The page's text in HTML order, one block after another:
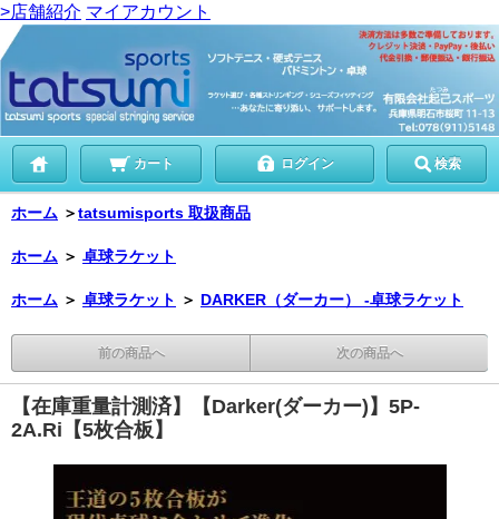
>店舗紹介 マイアカウント
カート ログイン 検索
ホーム ＞tatsumisports 取扱商品
ホーム ＞ 卓球ラケット
ホーム ＞ 卓球ラケット ＞ DARKER（ダーカー） -卓球ラケット
前の商品へ 次の商品へ
【在庫重量計測済】【Darker(ダーカー)】5P-
2A.Ri【5枚合板】